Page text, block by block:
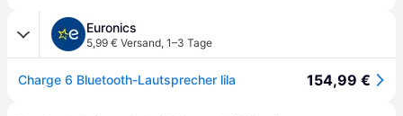
Euronics
5,99 € Versand, 1–3 Tage
Charge 6 Bluetooth-Lautsprecher lila 154,99 €